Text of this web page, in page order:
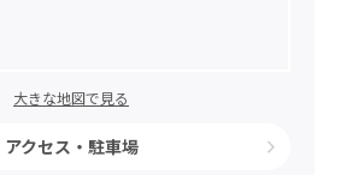
大きな地図で見る
アクセス・駐車場